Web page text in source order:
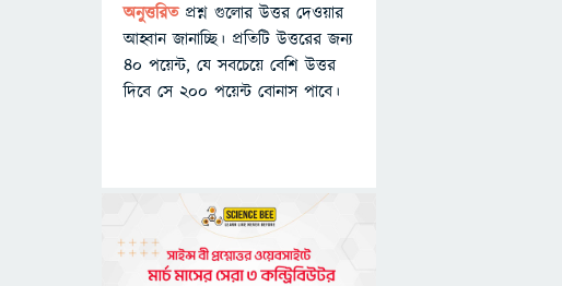
অনুত্তরিত প্রশ্ন গুলোর উত্তর দেওয়ার
আহ্বান জানাচ্ছি। প্রতিটি উত্তরের জন্য
৪০ পয়েন্ট, যে সবচেয়ে বেশি উত্তর
দিবে সে ২০০ পয়েন্ট বোনাস পাবে।